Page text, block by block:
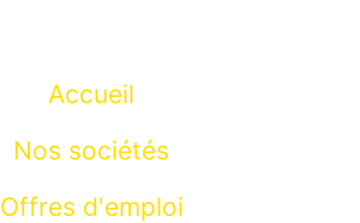
Accueil
Nos sociétés
Offres d'emploi